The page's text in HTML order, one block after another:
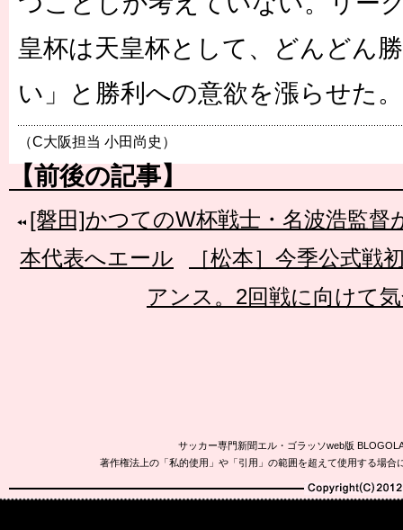
皇杯は天皇杯として、どんどん
い」と勝利への意欲を漲らせた。
（C大阪担当 小田尚史）
【前後の記事】
[磐田]かつてのW杯戦士・名波浩監督
本代表へエール
［松本］今季公式戦
アンス。2回戦に向けて
サッカー専門新聞エル・ゴラッソweb版
著作権法上の「私的使用」や「引用」の範囲を超えて使用する場
Copyright(C)2010-